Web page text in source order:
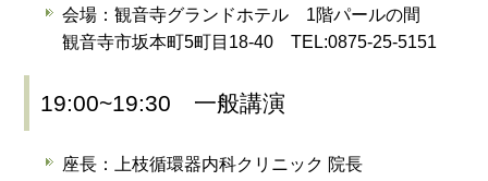
会場：観音寺グランドホテル 1階パールの間
観音寺市坂本町5町目18-40 TEL:0875-25-5151
19:00~19:30 一般講演
座長：上枝循環器内科クリニック 院長